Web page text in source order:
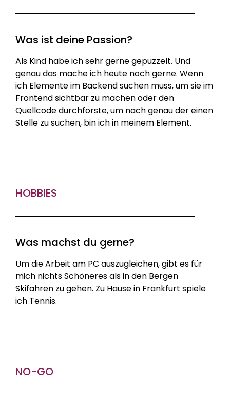
Was ist deine Passion?
Als Kind habe ich sehr gerne gepuzzelt. Und
genau das mache ich heute noch gerne. Wenn
ich Elemente im Backend suchen muss, um sie im
Frontend sichtbar zu machen oder den
Quellcode durchforste, um nach genau der einen
Stelle zu suchen, bin ich in meinem Element.
HOBBIES
Was machst du gerne?
Um die Arbeit am PC auszugleichen, gibt es für
mich nichts Schöneres als in den Bergen
Skifahren zu gehen. Zu Hause in Frankfurt spiele
ich Tennis.
NO-GO